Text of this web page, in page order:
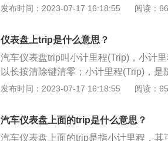
般在于可以记录和计算车辆实际油耗，
供这个参数，也就是用在实际燃油消耗
钮数字边上有TRIP，是随机测定甲地到
换到TRIP档，行车时自动计数，到停车
里程和累计里程是两种不同的概念。汽
液晶数字显示窗，分别累计本次里程和
发布时间：2023-07-17 16:18:55 阅读：
仪表盘上trip是什么意思？
汽车仪表盘trip叫小计里程(Trip)，小计
以长按清除键清零；小计里程(Trip)，
于小计里程trip的具体介绍：1、小计里
行驶的实际里程。累计里程计算的是本
除。2、通过仪表盘上记录的trip里程数
发布时间：2023-07-17 16:18:55 阅读：
汽车仪表盘上面的trip是什么意思？
汽车仪表盘上面的trip是指小计里程，